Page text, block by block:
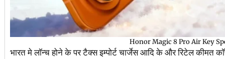
Honor Magic 8 Pro Air Key
भारत मे लॉन्च होने के पर टैक्स इम्पोर्ट चार्जेस आदि के और रिटेल कीमत